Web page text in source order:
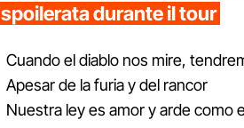
spoilerata durante il tour
Cuando el diablo nos mire,
Apesar de la furia y del rancor
Nuestra ley es amor y arde como